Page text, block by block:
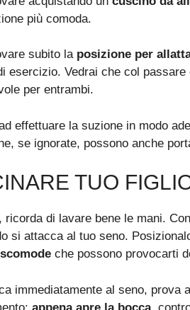
più comoda.
subito la posizione per
esercizio. Vedrai che col passare
per entrambi.
effettuare la suzione in modo
se ignorate, possono anche
TUO
ricorda di lavare bene le mani.
si attacca al tuo seno.
che possono provocarti
immediatamente al seno,
appena apre la bocca,